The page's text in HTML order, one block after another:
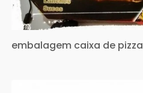
embalagem caixa de pizza